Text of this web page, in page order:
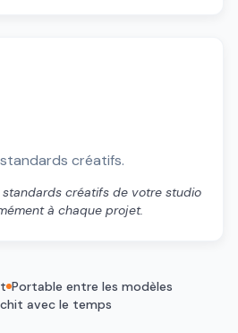
créatifs.
créatifs de votre studio
à chaque projet.
Portable entre les modèles
avec le temps